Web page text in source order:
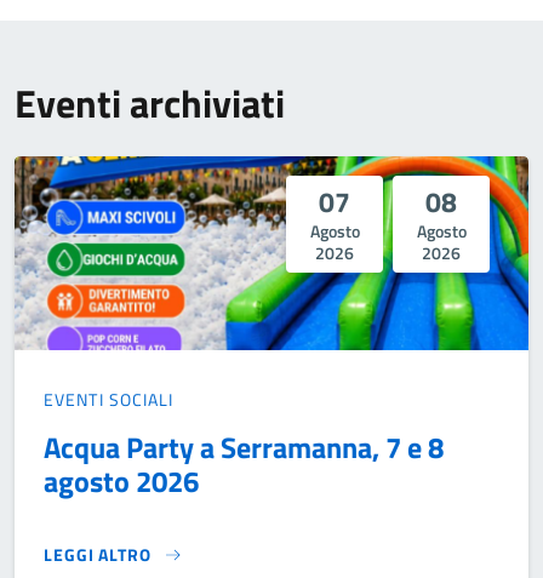
Eventi archiviati
07
Agosto
2026
08
Agosto
2026
EVENTI SOCIALI
Acqua Party a Serramanna, 7 e 8
agosto 2026
LEGGI ALTRO
ACQUA PARTY A SERRAMANNA, 7 E 8 AGOSTO 2026}